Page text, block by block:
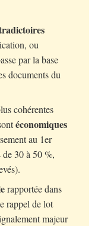
ou
par la base
documents du
cohérentes
économiques
au 1er
de 30 à 50 %,
rapportée dans
rappel de lot
majeur